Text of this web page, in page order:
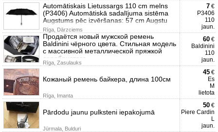
Automātiskais Lietussargs 110 cm melns
(P3406) Automātiskā sadalījuma sistēma
Augstums pēc izvēršanas: 57 cm Augstu
Rīga, Dārzciems
7 €
P3406
110
jaun.
Продаётся новый мужской ремень
Baldinini чёрного цвета. Стильная модель
с массивной металлической пряжкой
серебристого
Rīga, Zasulauks
60 €
Baldinini
110
jaun.
Кожаный ремень байкера, длина 100см
Rīga, Imanta
45 €
Es
M
lietota
Pārdodu jaunu pulksteni iepakojumā
Jūrmala, Bulduri
50 €
Piere Cardin
L
jaun.